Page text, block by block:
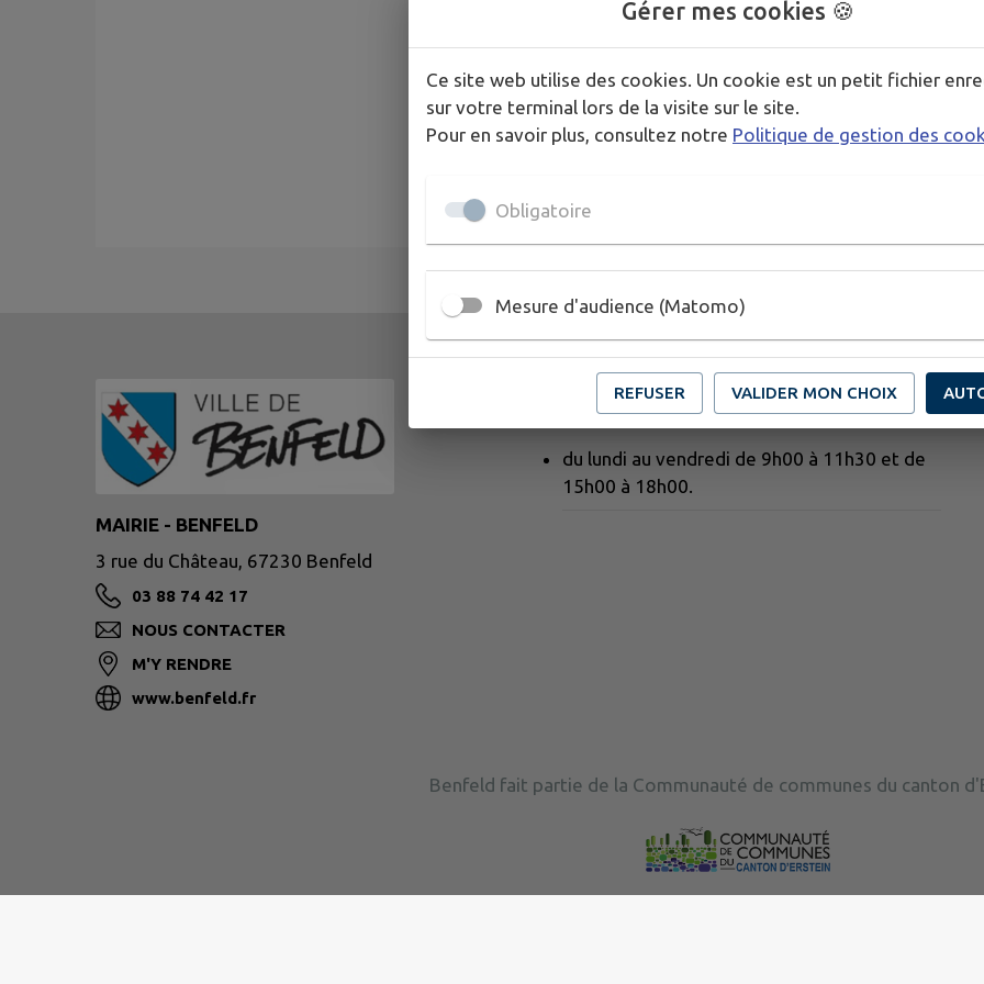
MAIRIE - BENFELD
3 rue du Château, 67230 Benfeld
03 88 74 42 17
NOUS CONTACTER
M'Y RENDRE
www.benfeld.fr
Horaires d'ouverture au public :
du lundi au vendredi de 9h00 à 11h30 et de
15h00 à 18h00.
Benfeld fait partie de la Communauté de communes du canton
Gérer mes cookies 🍪
Ce site web utilise des cookies. Un cookie est un petit fichier
sur votre terminal lors de la visite sur le site.
Pour en savoir plus, consultez notre Politique de gestion des
Obligatoire
Mesure d'audience (Matomo)
REFUSER VALIDER MON CHOIX